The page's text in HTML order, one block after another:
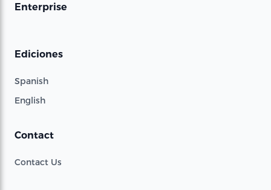
Enterprise
Ediciones
Spanish
English
Contact
Contact Us